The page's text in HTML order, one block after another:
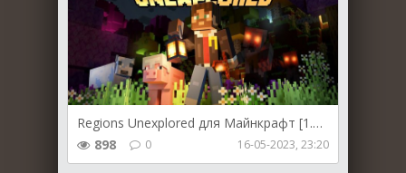
Regions Unexplored для Майнкрафт [1.19.4, 1.19.3, 1.19.2]
898
0 16-05-2023, 23:20